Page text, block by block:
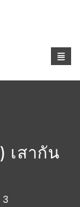
เสากัน